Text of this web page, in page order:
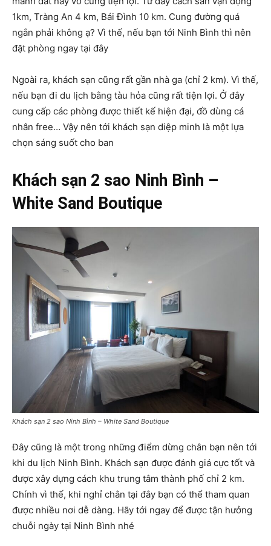
1km, Tràng An 4 km, Bái Đình 10 km. Cung đường quá
ngắn phải không ạ? Vì thế, nếu bạn tới Ninh Bình thì nên
đặt phòng ngay tại đây
Ngoài ra, khách sạn cũng rất gần nhà ga (chỉ 2 km). Vì thế,
nếu bạn đi du lịch bằng tàu hỏa cũng rất tiện lợi. Ở đây
cung cấp các phòng được thiết kế hiện đại, đồ dùng cá
nhân free… Vậy nên tới khách sạn diệp minh là một lựa
chọn sáng suốt cho ban
Khách sạn 2 sao Ninh Bình –
White Sand Boutique
Khách sạn 2 sao Ninh Bình – White Sand Boutique
Đây cũng là một trong những điểm dừng chân bạn nên tới
khi du lịch Ninh Bình. Khách sạn được đánh giá cực tốt và
được xây dựng cách khu trung tâm thành phố chỉ 2 km.
Chính vì thế, khi nghỉ chân tại đây bạn có thể tham quan
được nhiều nơi dễ dàng. Hãy tới ngay để được tận hưởng
chuỗi ngày tại Ninh Bình nhé